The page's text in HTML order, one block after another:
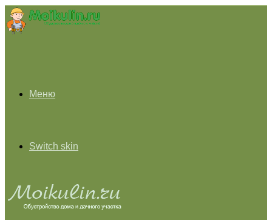
Меню
Switch skin